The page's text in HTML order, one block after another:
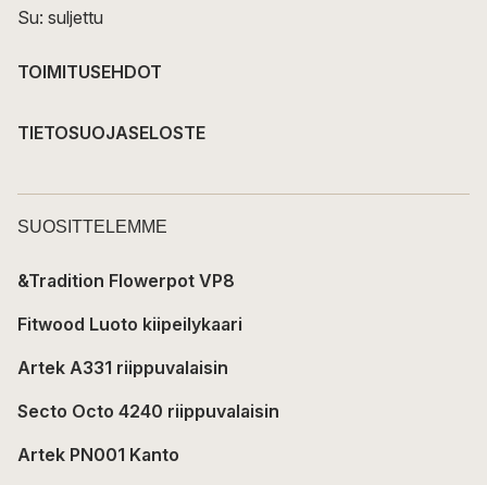
Su: suljettu
TOIMITUSEHDOT
TIETOSUOJASELOSTE
SUOSITTELEMME
&Tradition Flowerpot VP8
Fitwood Luoto kiipeilykaari
Artek A331 riippuvalaisin
Secto Octo 4240 riippuvalaisin
Artek PN001 Kanto